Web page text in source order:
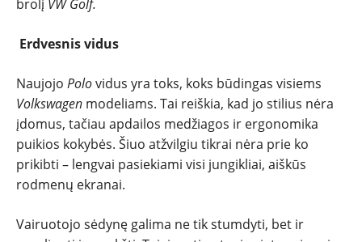
SPORTAS
PATARIMAI
ĮVAIRENYBĖS
brolį VW Golf.
Erdvesnis vidus
Naujojo Polovidus yra toks, koks būdingas visiems
Volkswagen modeliams. Tai reiškia, kad jo stilius nėra
įdomus, tačiau apdailos medžiagos ir ergonomika
puikios kokybės. Šiuo atžvilgiu tikrai nėra prie ko
prikibti – lengvai pasiekiami visi jungikliai, aiškūs
rodmenų ekranai.
Vairuotojo sėdynę galima ne tik stumdyti, bet ir